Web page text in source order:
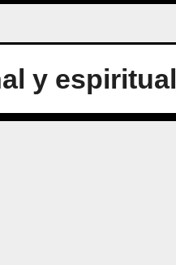
y espiritual